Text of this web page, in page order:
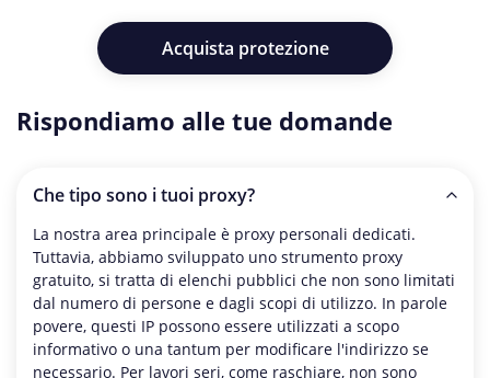
Acquista protezione
Rispondiamo alle tue domande
Che tipo sono i tuoi proxy?
La nostra area principale è proxy personali dedicati.
Tuttavia, abbiamo sviluppato uno strumento proxy
gratuito, si tratta di elenchi pubblici che non sono limitati
dal numero di persone e dagli scopi di utilizzo. In parole
povere, questi IP possono essere utilizzati a scopo
informativo o una tantum per modificare l'indirizzo se
necessario. Per lavori seri, come raschiare, non sono